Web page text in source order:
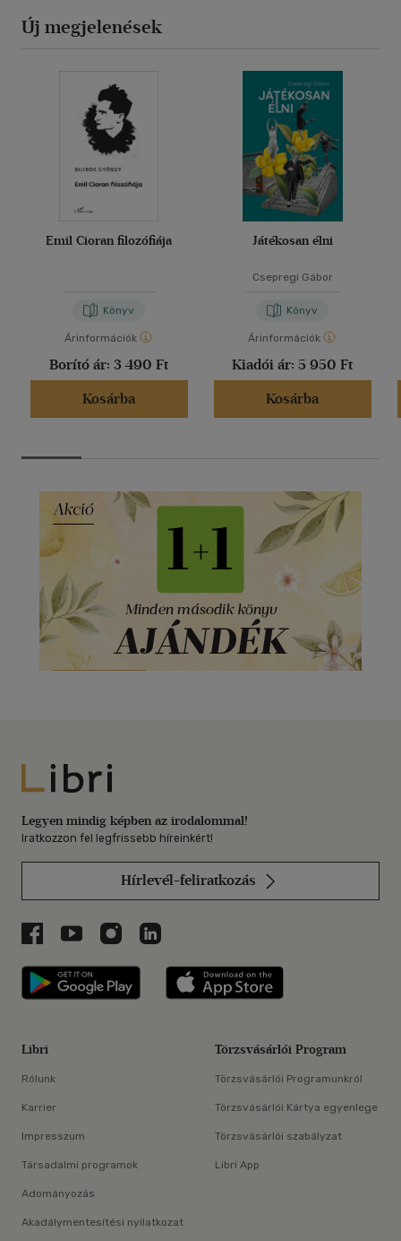
Új megjelenések
Emil Cioran filozófiája
Könyv
Árinformációk
Borító ár: 3 490 Ft
Kosárba
Játékosan élni
Csepregi Gábor
Könyv
Árinformációk
Kiadói ár: 5 950 Ft
Kosárba
Libri
Legyen mindig képben az irodalommal!
Iratkozzon fel legfrissebb híreinkért!
Hírlevél-feliratkozás
Libri a Facebookon
Libri a Youtube-on
Libri az Instagramon
Libri a LinkedInen
Libri applikáció Szerezd meg: Google
Libri
Rólunk
Karrier
Impresszum
Társadalmi programok
Adományozás
Akadálymentesítési nyilatkozat
Törzsvásárlói Program
Törzsvásárlói Programunkról
Törzsvásárlói Kártya egyenlege
Törzsvásárlói szabályzat
Libri App